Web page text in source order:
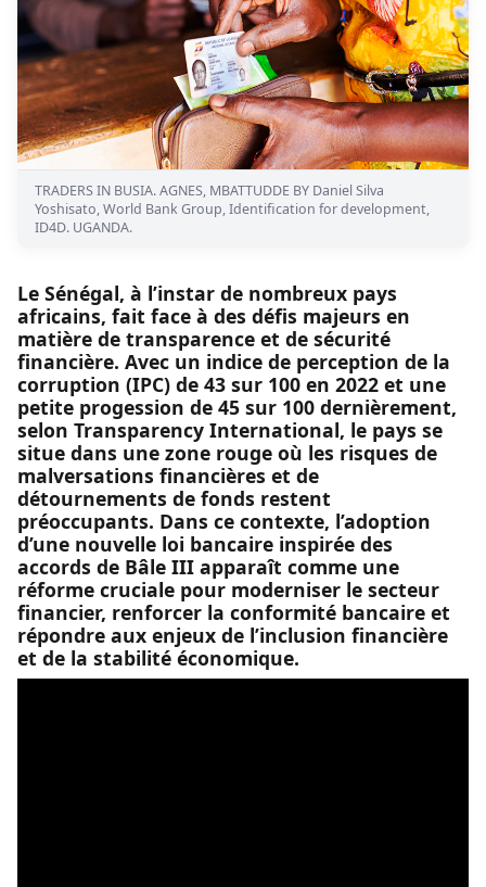
TRADERS IN BUSIA. AGNES, MBATTUDDE BY Daniel Silva
Yoshisato, World Bank Group, Identification for development,
ID4D. UGANDA.
Le Sénégal, à l’instar de nombreux pays
africains, fait face à des défis majeurs en
matière de transparence et de sécurité
financière. Avec un indice de perception de la
corruption (IPC) de 43 sur 100 en 2022 et une
petite progession de 45 sur 100 dernièrement,
selon Transparency International, le pays se
situe dans une zone rouge où les risques de
malversations financières et de
détournements de fonds restent
préoccupants. Dans ce contexte, l’adoption
d’une nouvelle loi bancaire inspirée des
accords de Bâle III apparaît comme une
réforme cruciale pour moderniser le secteur
financier, renforcer la conformité bancaire et
répondre aux enjeux de l’inclusion financière
et de la stabilité économique.